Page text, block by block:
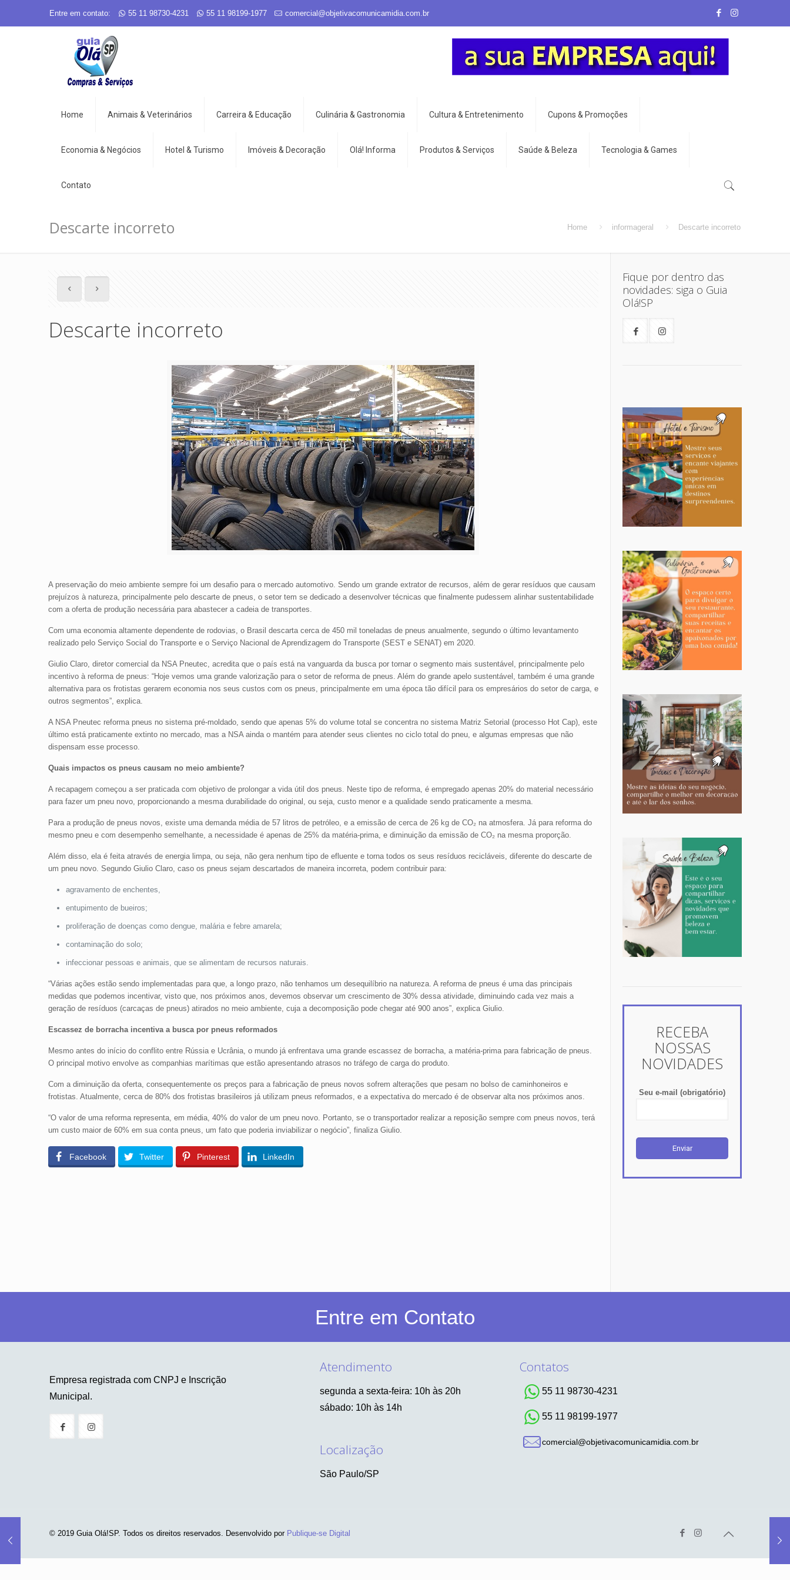
Entre em contato: 55 11 98730-4231 55 11 98199-1977 comercial@objetivacomunicamidia.com.br
Home Animais & Veterinários Carreira & Educação Culinária & Gastronomia Cultura & Entretenimento Cupons & Promoções
Economia & Negócios Hotel & Turismo Imóveis & Decoração Olá! Informa Produtos & Serviços Saúde & Beleza Tecnologia & Games
Contato
Descarte incorreto Home informageral Descarte incorreto
Descarte incorreto
A preservação do meio ambiente sempre foi um desafio para o mercado automotivo. Sendo um grande extrator de recursos, além de gerar resíduos que causam
prejuízos à natureza, principalmente pelo descarte de pneus, o setor tem se dedicado a desenvolver técnicas que finalmente pudessem alinhar sustentabilidade
com a oferta de produção necessária para abastecer a cadeia de transportes.
Com uma economia altamente dependente de rodovias, o Brasil descarta cerca de 450 mil toneladas de pneus anualmente, segundo o último levantamento
realizado pelo Serviço Social do Transporte e o Serviço Nacional de Aprendizagem do Transporte (SEST e SENAT) em 2020.
Giulio Claro, diretor comercial da NSA Pneutec, acredita que o país está na vanguarda da busca por tornar o segmento mais sustentável, principalmente pelo
incentivo à reforma de pneus: “Hoje vemos uma grande valorização para o setor de reforma de pneus. Além do grande apelo sustentável, também é uma grande
alternativa para os frotistas gerarem economia nos seus custos com os pneus, principalmente em uma época tão difícil para os empresários do setor de carga, e
outros segmentos”, explica.
A NSA Pneutec reforma pneus no sistema pré-moldado, sendo que apenas 5% do volume total se concentra no sistema Matriz Setorial (processo Hot Cap), este
último está praticamente extinto no mercado, mas a NSA ainda o mantém para atender seus clientes no ciclo total do pneu, e algumas empresas que não
dispensam esse processo.
Quais impactos os pneus causam no meio ambiente?
A recapagem começou a ser praticada com objetivo de prolongar a vida útil dos pneus. Neste tipo de reforma, é empregado apenas 20% do material necessário
para fazer um pneu novo, proporcionando a mesma durabilidade do original, ou seja, custo menor e a qualidade sendo praticamente a mesma.
Para a produção de pneus novos, existe uma demanda média de 57 litros de petróleo, e a emissão de cerca de 26 kg de CO₂ na atmosfera. Já para reforma do
mesmo pneu e com desempenho semelhante, a necessidade é apenas de 25% da matéria-prima, e diminuição da emissão de CO₂ na mesma proporção.
Além disso, ela é feita através de energia limpa, ou seja, não gera nenhum tipo de efluente e torna todos os seus resíduos recicláveis, diferente do descarte de
um pneu novo. Segundo Giulio Claro, caso os pneus sejam descartados de maneira incorreta, podem contribuir para:
agravamento de enchentes,
entupimento de bueiros;
proliferação de doenças como dengue, malária e febre amarela;
contaminação do solo;
infeccionar pessoas e animais, que se alimentam de recursos naturais.
“Várias ações estão sendo implementadas para que, a longo prazo, não tenhamos um desequilíbrio na natureza. A reforma de pneus é uma das principais
medidas que podemos incentivar, visto que, nos próximos anos, devemos observar um crescimento de 30% dessa atividade, diminuindo cada vez mais a
geração de resíduos (carcaças de pneus) atirados no meio ambiente, cuja a decomposição pode chegar até 900 anos”, explica Giulio.
Escassez de borracha incentiva a busca por pneus reformados
Mesmo antes do início do conflito entre Rússia e Ucrânia, o mundo já enfrentava uma grande escassez de borracha, a matéria-prima para fabricação de pneus.
O principal motivo envolve as companhias marítimas que estão apresentando atrasos no tráfego de carga do produto.
Com a diminuição da oferta, consequentemente os preços para a fabricação de pneus novos sofrem alterações que pesam no bolso de caminhoneiros e
frotistas. Atualmente, cerca de 80% dos frotistas brasileiros já utilizam pneus reformados, e a expectativa do mercado é de observar alta nos próximos anos.
“O valor de uma reforma representa, em média, 40% do valor de um pneu novo. Portanto, se o transportador realizar a reposição sempre com pneus novos, terá
um custo maior de 60% em sua conta pneus, um fato que poderia inviabilizar o negócio”, finaliza Giulio.
Facebook Twitter Pinterest LinkedIn
Fique por dentro das
novidades: siga o Guia
Olá!SP
RECEBA
NOSSAS
NOVIDADES
Seu e-mail (obrigatório)
Entre em Contato
Empresa registrada com CNPJ e Inscrição
Municipal.
Atendimento
segunda a sexta-feira: 10h às 20h
sábado: 10h às 14h
Localização
São Paulo/SP
Contatos
55 11 98730-4231
55 11 98199-1977
comercial@objetivacomunicamidia.com.br
© 2019 Guia Olá!SP. Todos os direitos reservados. Desenvolvido por Publique-se Digital